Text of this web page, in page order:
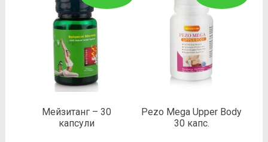
Мейзитанг – 30
капсули
Pezo Mega Upper Body
30 капс.